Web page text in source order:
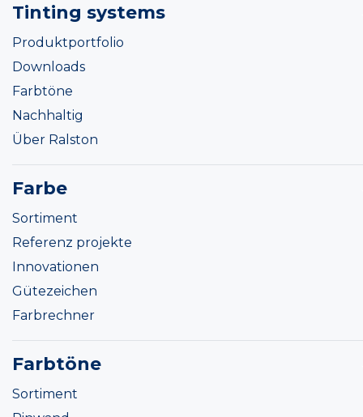
Tinting systems
Produktportfolio
Downloads
Farbtöne
Nachhaltig
Über Ralston
Farbe
Sortiment
Referenz projekte
Innovationen
Gütezeichen
Farbrechner
Farbtöne
Sortiment